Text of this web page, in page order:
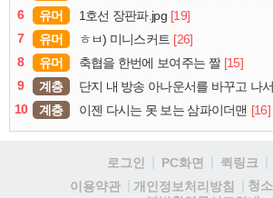
6
유머 1호선 장판파.jpg [19]
7
유머 ㅎㅂ) 미니스커트 [26]
8
유머 축협을 한번에 보여주는 짤 [15]
9
계층 단지 내 방송 아나운서를 바꾸고 나서 집중도가 확 올라갔다는 한
10
계층 이젠 다시는 못 보는 삼파이더맨 [16]
로그인 PC화면 퀵링크
이용약관
개인정보처리방침
청